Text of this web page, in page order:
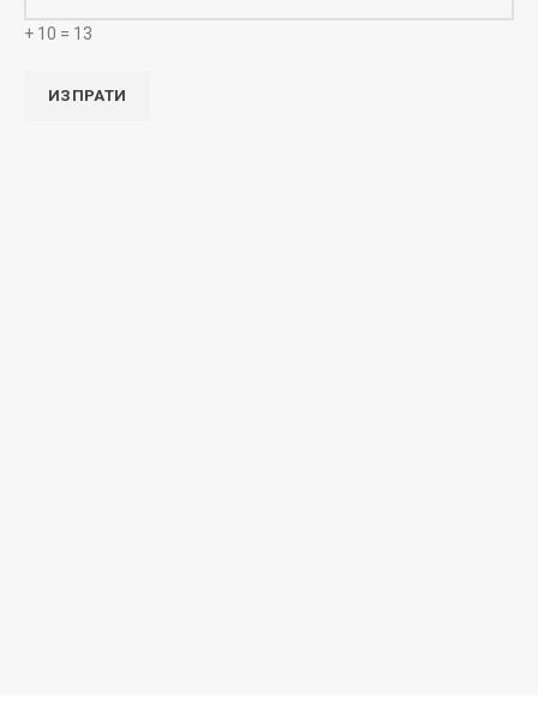
+ 10 = 13